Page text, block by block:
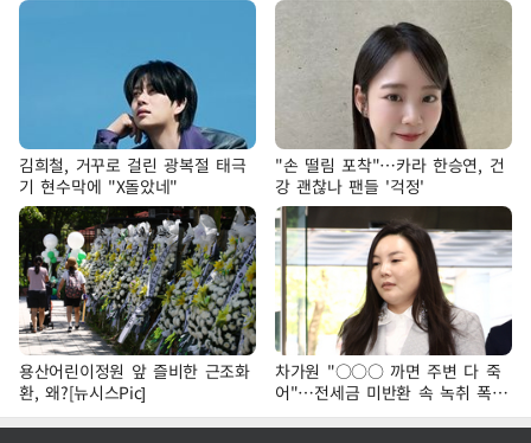
김희철, 거꾸로 걸린 광복절 태극
기 현수막에 "X돌았네"
"손 떨림 포착"…카라 한승연, 건
강 괜찮나 팬들 '걱정'
용산어린이정원 앞 즐비한 근조화
환, 왜?[뉴시스Pic]
차가원 "○○○ 까면 주변 다 죽
어"…전세금 미반환 속 녹취 폭로
파장